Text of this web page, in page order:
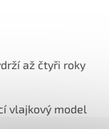
až čtyři roky
vlajkový model